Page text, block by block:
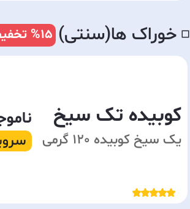
◽️ خوراک ها(سنتی) %15
کوبیده تک سیخ
یک سیخ کوبیده 120 گرمی